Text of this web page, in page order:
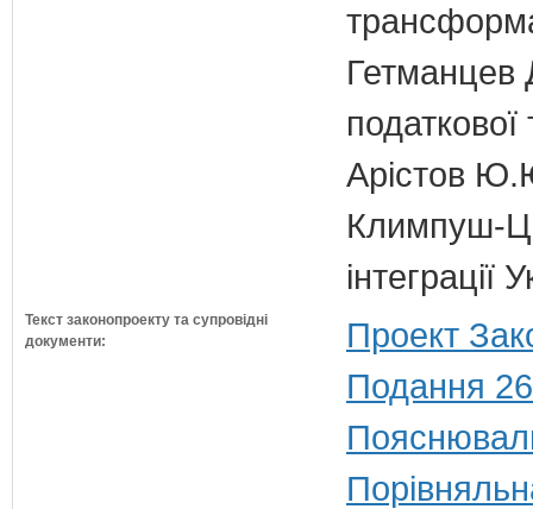
Гетманцев
податкової
Арістов
Климпуш-
Текст законопроекту та супровідні
документи:
Проект
Подання